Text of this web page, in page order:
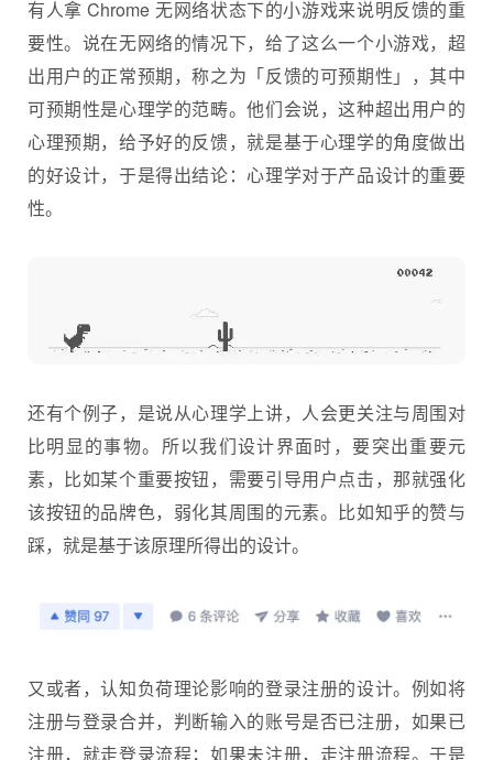
有人拿 Chrome 无网络状态下的小游戏来说明反馈的重
要性。说在无网络的情况下，给了这么一个小游戏，超
出用户的正常预期，称之为「反馈的可预期性」，其中
可预期性是心理学的范畴。他们会说，这种超出用户的
心理预期，给予好的反馈，就是基于心理学的角度做出
的好设计，于是得出结论：心理学对于产品设计的重要
性。
还有个例子，是说从心理学上讲，人会更关注与周围对
比明显的事物。所以我们设计界面时，要突出重要元
素，比如某个重要按钮，需要引导用户点击，那就强化
该按钮的品牌色，弱化其周围的元素。比如知乎的赞与
踩，就是基于该原理所得出的设计。
又或者，认知负荷理论影响的登录注册的设计。例如将
注册与登录合并，判断输入的账号是否已注册，如果已
注册，就走登录流程；如果未注册，走注册流程。于是